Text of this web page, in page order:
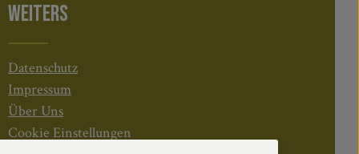
WEITERS
Datenschutz
Impressum
Über Uns
Cookie Einstellungen